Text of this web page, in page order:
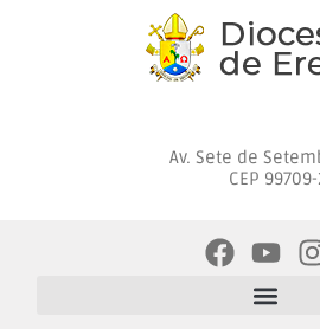
Av. Sete de
CEP